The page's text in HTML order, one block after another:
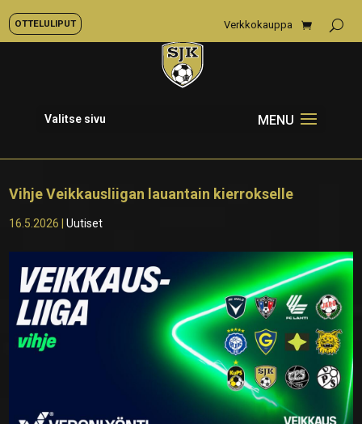
OTTELULIPUT Verkkokauppa
Valitse sivu
Vihje Veikkausliigan lauantain kierrokselle
16.5.2026 |Uutiset